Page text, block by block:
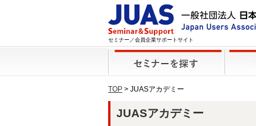
セミナー／会員企業サポートサイト
TOP > JUASアカデミー
JUASアカデミー